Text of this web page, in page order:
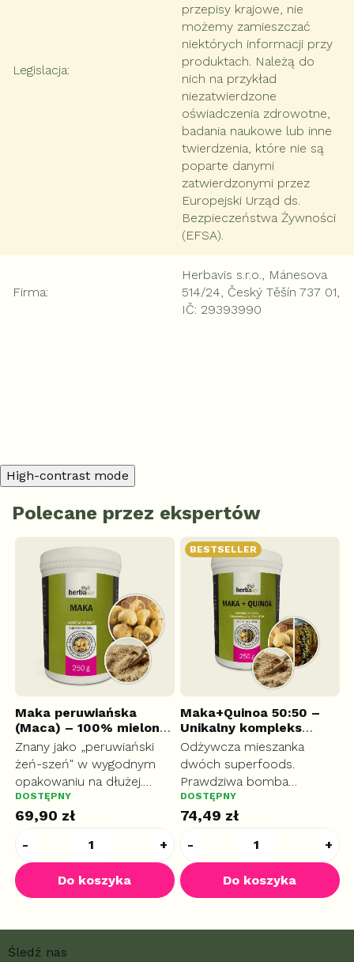
Legislacja:
przepisy krajowe, nie
możemy zamieszczać
niektórych informacji przy
produktach. Należą do
nich na przykład
niezatwierdzone
oświadczenia zdrowotne,
badania naukowe lub inne
twierdzenia, które nie są
poparte danymi
zatwierdzonymi przez
Europejski Urząd ds.
Bezpieczeństwa Żywności
(EFSA).
Firma:
Herbavis s.r.o., Mánesova
514/24, Český Těšín 737 01,
IČ: 29393990
High-contrast mode
Polecane przez ekspertów
Maka peruwiańska
(Maca) – 100% mielony
korzeń, 250 gPLUS
Znany jako „peruwiański
żeń-szeń" w wygodnym
opakowaniu na dłużej.
Tradycyjnie wspiera
energię, libido i naturalną
kobiet.
DOSTĘPNY
69,90 zł
BESTSELLER
Maka+Quinoa 50:50 –
Unikalny kompleks
odżywczy, 250 gPLUS
Odżywcza mieszanka
dwóch superfoods.
Prawdziwa bomba
energetyczna dla
organizmu. Wspiera
gospodarkę hormonalną i
dodaje witalności przy
zmęczeniu.
DOSTĘPNY
74,49 zł
Śledź nas